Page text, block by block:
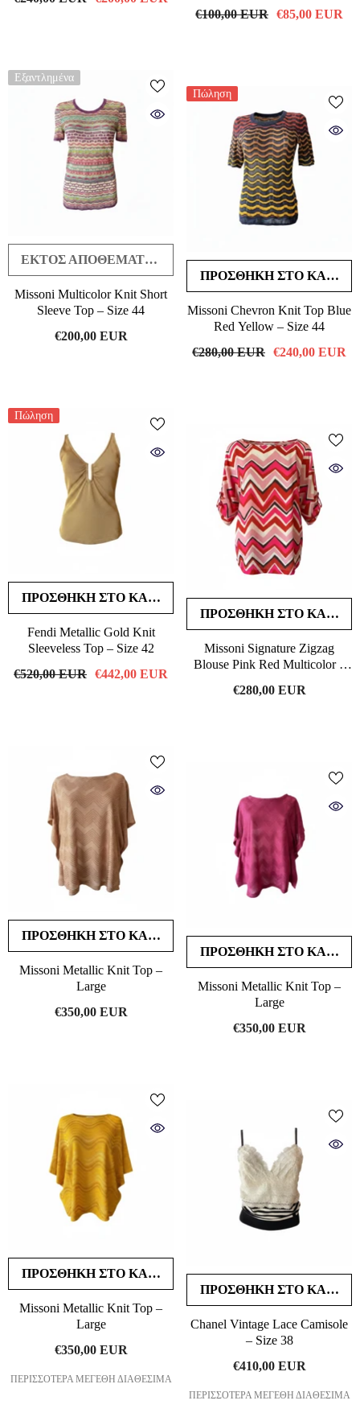
€100,00 EUR €85,00 EUR
Εξαντλημένα
ΕΚΤΌΣ ΑΠΟΘΈΜΑΤΟΣ
Missoni Multicolor Knit Short
Sleeve Top – Size 44
€200,00 EUR
Πώληση
ΠΡΟΣΘΉΚΗ ΣΤΟ ΚΑΛΆΘΙ
Missoni Chevron Knit Top Blue
Red Yellow – Size 44
€280,00 EUR €240,00 EUR
Πώληση
ΠΡΟΣΘΉΚΗ ΣΤΟ ΚΑΛΆΘΙ
Fendi Metallic Gold Knit
Sleeveless Top – Size 42
€520,00 EUR €442,00 EUR
ΠΡΟΣΘΉΚΗ ΣΤΟ ΚΑΛΆΘΙ
Missoni Signature Zigzag
Blouse Pink Red Multicolor –
€280,00 EUR
ΠΡΟΣΘΉΚΗ ΣΤΟ ΚΑΛΆΘΙ
Missoni Metallic Knit Top –
Large
€350,00 EUR
ΠΡΟΣΘΉΚΗ ΣΤΟ ΚΑΛΆΘΙ
Missoni Metallic Knit Top –
Large
€350,00 EUR
ΠΡΟΣΘΉΚΗ ΣΤΟ ΚΑΛΆΘΙ
Missoni Metallic Knit Top –
Large
€350,00 EUR
ΠΕΡΙΣΣΌΤΕΡΑ ΜΕΓΈΘΗ ΔΙΑΘΈΣΙΜΑ
ΠΡΟΣΘΉΚΗ ΣΤΟ ΚΑΛΆΘΙ
Chanel Vintage Lace Camisole
– Size 38
€410,00 EUR
ΠΕΡΙΣΣΌΤΕΡΑ ΜΕΓΈΘΗ ΔΙΑΘΈΣΙΜΑ